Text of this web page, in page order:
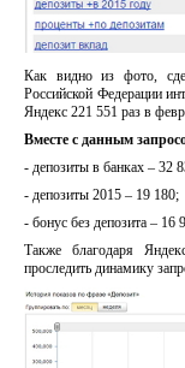
Как видно из фото,
Российской Федерации
Яндекс 221 551 раз в
Вместе с данным
- депозиты в банках – 32
- депозиты 2015 – 19 180;
- бонус без депозита – 16
Также благодаря
проследить динамику